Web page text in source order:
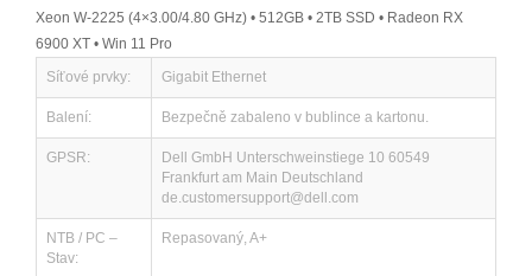
Xeon W-2225 (4×3.00/4.80 GHz) • 512GB • 2TB SSD • Radeon RX
6900 XT • Win 11 Pro
Síťové prvky:
Gigabit Ethernet
Balení: Bezpečně zabaleno v bublince a kartonu.
GPSR:
Dell GmbH Unterschweinstiege 10 60549
Frankfurt am Main Deutschland
de.customersupport@dell.com
NTB / PC –
Stav:
Repasovaný, A+